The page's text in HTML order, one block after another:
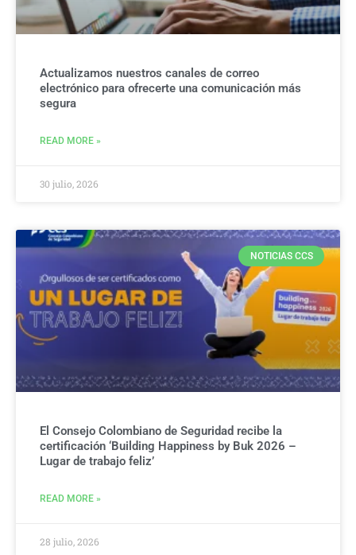
Actualizamos nuestros canales de correo
electrónico para ofrecerte una comunicación más
segura
READ MORE »
30 julio, 2026
NOTICIAS CCS
El Consejo Colombiano de Seguridad recibe la
certificación ‘Building Happiness by Buk 2026 –
Lugar de trabajo feliz’
READ MORE »
28 julio, 2026